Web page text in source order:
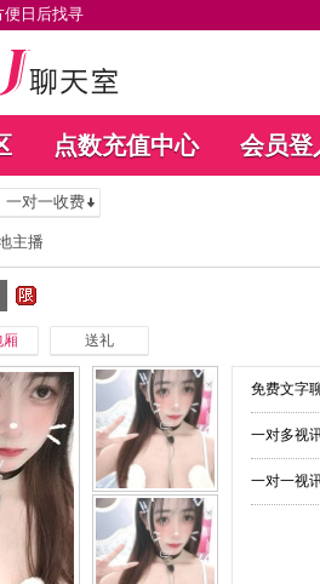
便日后找寻
点数充值中心 会员登
一对一收费
主播
厢 送礼
免费文字
一对多视
一对一视